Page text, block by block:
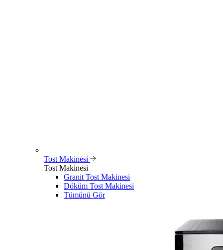
Tost Makinesi
Tost Makinesi
Granit Tost Makinesi
Döküm Tost Makinesi
Tümünü Gör